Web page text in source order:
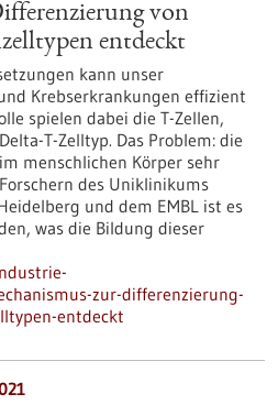
von
entdeckt
kann unser
Krebserkrankungen effizient
spielen dabei die T-Zellen,
T-Zelltyp. Das Problem: die
menschlichen Körper sehr
des Uniklinikums
und dem EMBL ist es
was die Bildung dieser
zur-differenzierung-
entdeckt